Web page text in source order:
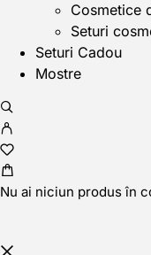
Cosmetice
Seturi
Seturi Cadou
Mostre
Nu ai niciun produs în